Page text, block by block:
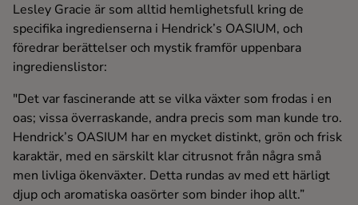
Lesley Gracie är som alltid hemlighetsfull kring de
specifika ingredienserna i Hendrick’s OASIUM, och
föredrar berättelser och mystik framför uppenbara
ingredienslistor:
"Det var fascinerande att se vilka växter som frodas i en
oas; vissa överraskande, andra precis som man kunde tro.
Hendrick’s OASIUM har en mycket distinkt, grön och frisk
karaktär, med en särskilt klar citrusnot från några små
men livliga ökenväxter. Detta rundas av med ett härligt
djup och aromatiska oasörter som binder ihop allt.”